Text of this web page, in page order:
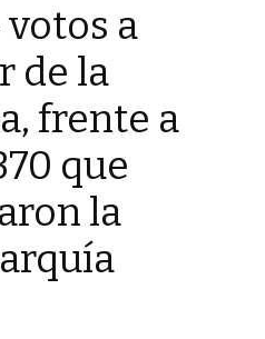
votos a
de la
frente a
que
la